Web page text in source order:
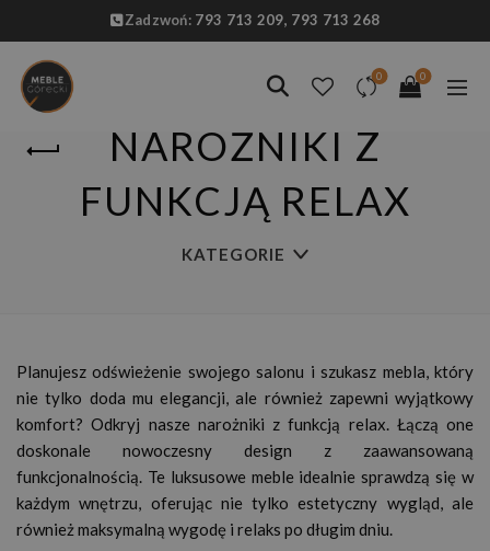
Zadzwoń: 793 713 209, 793 713 268
0 0
NAROŻNIKI Z
FUNKCJĄ RELAX
KATEGORIE
Planujesz odświeżenie swojego salonu i szukasz mebla, który
nie tylko doda mu elegancji, ale również zapewni wyjątkowy
komfort? Odkryj nasze narożniki z funkcją relax. Łączą one
doskonale nowoczesny design z zaawansowaną
funkcjonalnością. Te luksusowe meble idealnie sprawdzą się w
każdym wnętrzu, oferując nie tylko estetyczny wygląd, ale
również maksymalną wygodę i relaks po długim dniu.